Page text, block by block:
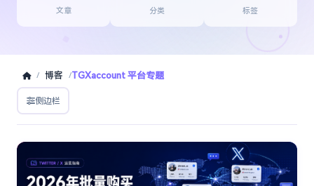
文章 分类 标签
/ 博客 /TGXaccount 平台专题
侧边栏